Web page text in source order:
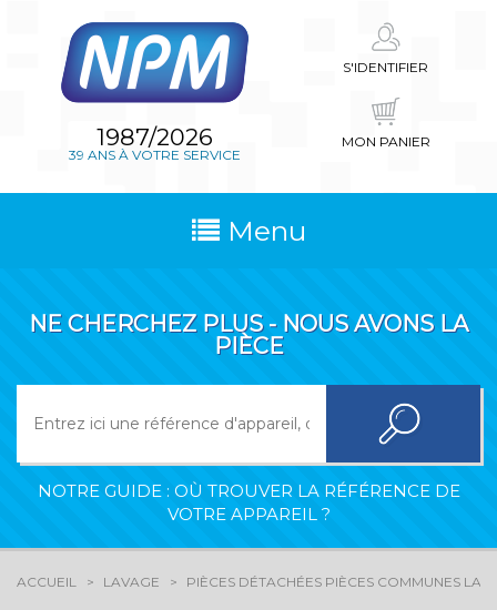
1987/2026
39 ANS À VOTRE SERVICE
S'IDENTIFIER
MON PANIER
Menu
NE CHERCHEZ PLUS - NOUS AVONS LA
PIÈCE
NOTRE GUIDE : OÙ TROUVER LA RÉFÉRENCE DE
VOTRE APPAREIL ?
ACCUEIL LAVAGE PIÈCES DÉTACHÉES PIÈCES COMMUNES